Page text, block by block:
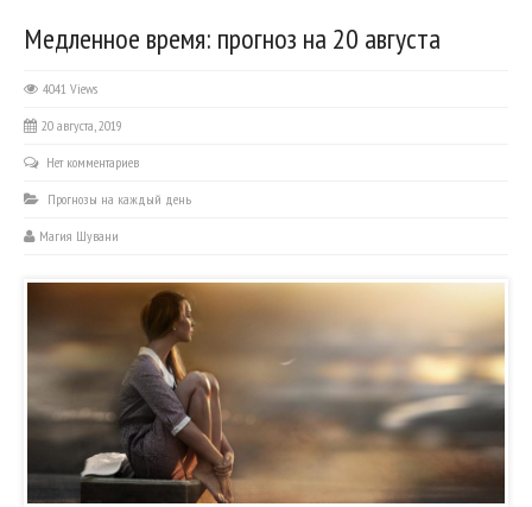
Медленное время: прогноз на 20 августа
4041 Views
20 августа, 2019
Нет комментариев
Прогнозы на каждый день
Магия Шувани